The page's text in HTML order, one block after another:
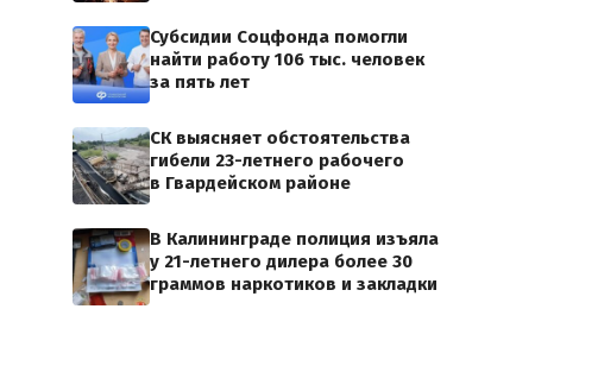
Субсидии Соцфонда помогли
найти работу 106 тыс. человек
за пять лет
СК выясняет обстоятельства
гибели 23-летнего рабочего
в Гвардейском районе
В Калининграде полиция изъяла
у 21-летнего дилера более 30
граммов наркотиков и закладки